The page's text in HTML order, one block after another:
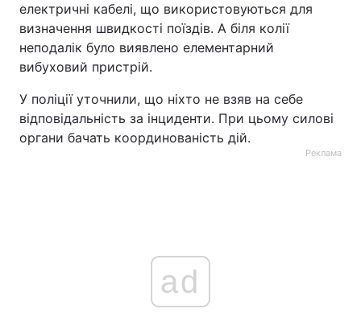
електричні кабелі, що використовуються для
визначення швидкості поїздів. А біля колії
неподалік було виявлено елементарний
вибуховий пристрій.
У поліції уточнили, що ніхто не взяв на себе
відповідальність за інциденти. При цьому силові
органи бачать координованість дій.
Реклама
ad